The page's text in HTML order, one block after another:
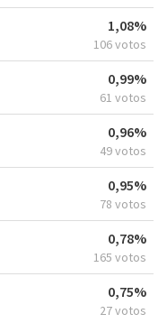
1,08%
106 votos
0,99%
61 votos
0,96%
49 votos
0,95%
78 votos
0,78%
165 votos
0,75%
27 votos